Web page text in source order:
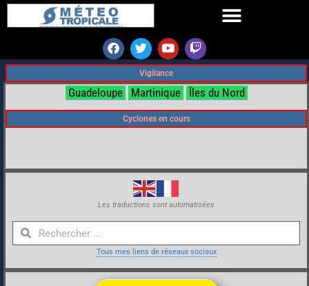
Vigilance
Guadeloupe Martinique Îles du Nord
Cyclones en cours
Les traductions sont automatisées
Tous mes liens de réseaux sociaux